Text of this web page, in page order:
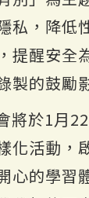
私，降低
提醒安全
製的鼓勵
將於1月
化活動，
心的學習